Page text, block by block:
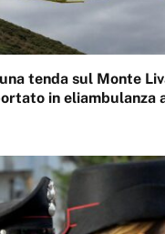
tenda sul Monte
in eliambulanza